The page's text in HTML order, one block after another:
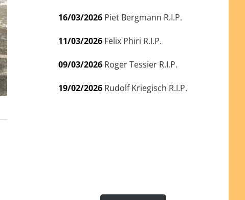
16/03/2026 Piet Bergmann R.I.P.
11/03/2026 Felix Phiri R.I.P.
09/03/2026 Roger Tessier R.I.P.
19/02/2026 Rudolf Kriegisch R.I.P.